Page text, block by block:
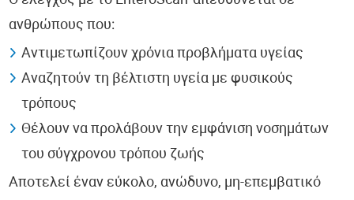
ανθρώπους που:
Αντιμετωπίζουν χρόνια προβλήματα υγείας
Αναζητούν τη βέλτιστη υγεία με φυσικούς
τρόπους
Θέλουν να προλάβουν την εμφάνιση νοσημάτων
του σύγχρονου τρόπου ζωής
Αποτελεί έναν εύκολο, ανώδυνο, μη-επεμβατικό